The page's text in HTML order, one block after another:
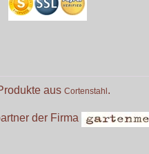
aus Cortenstahl .
der Firma